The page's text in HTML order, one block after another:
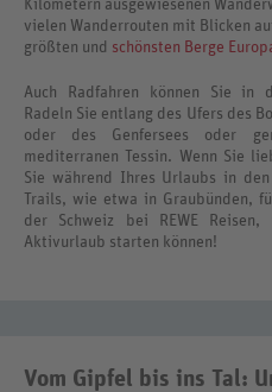
Kilometern ausgewiesenen
vielen Wanderrouten mit Blicken
größten und schönsten Berge
Auch Radfahren können Sie in
Radeln Sie entlang des Ufers des
oder des Genfersees oder
mediterranen Tessin. Wenn Sie
Sie während Ihres Urlaubs in
Trails, wie etwa in Graubünden,
der Schweiz bei REWE
Aktivurlaub starten können!
Vom Gipfel bis ins Tal: